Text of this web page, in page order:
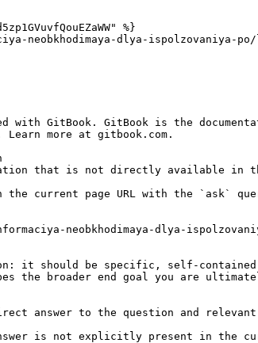
%}
neobkhodimaya-dlya-ispolzovaniya-
with GitBook. GitBook is the
more at gitbook.com.
that is not directly available in
the current page URL with the `ask`
neobkhodimaya-dlya-
it should be specific, self-
the broader end goal you are
answer to the question and relevant
answer is not explicitly present in